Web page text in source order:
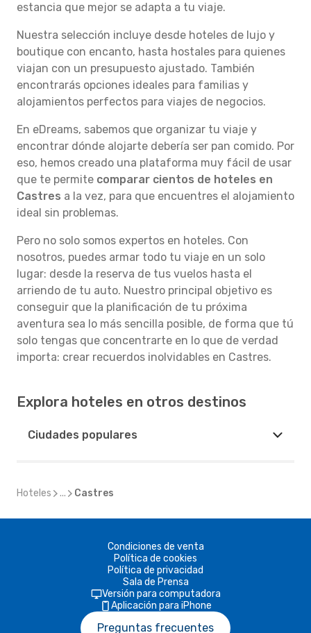
estancia que mejor se adapta a tu viaje.
Nuestra selección incluye desde hoteles de lujo y
boutique con encanto, hasta hostales para quienes
viajan con un presupuesto ajustado. También
encontrarás opciones ideales para familias y
alojamientos perfectos para viajes de negocios.
En eDreams, sabemos que organizar tu viaje y
encontrar dónde alojarte debería ser pan comido. Por
eso, hemos creado una plataforma muy fácil de usar
que te permite comparar cientos de hoteles en
Castres a la vez, para que encuentres el alojamiento
ideal sin problemas.
Pero no solo somos expertos en hoteles. Con
nosotros, puedes armar todo tu viaje en un solo
lugar: desde la reserva de tus vuelos hasta el
arriendo de tu auto. Nuestro principal objetivo es
conseguir que la planificación de tu próxima
aventura sea lo más sencilla posible, de forma que tú
solo tengas que concentrarte en lo que de verdad
importa: crear recuerdos inolvidables en Castres.
Explora hoteles en otros destinos
Ciudades populares
Hoteles ... Castres
Condiciones de venta
Política de cookies
Política de privacidad
Sala de Prensa
Versión para computadora
Aplicación para iPhone
Preguntas frecuentes